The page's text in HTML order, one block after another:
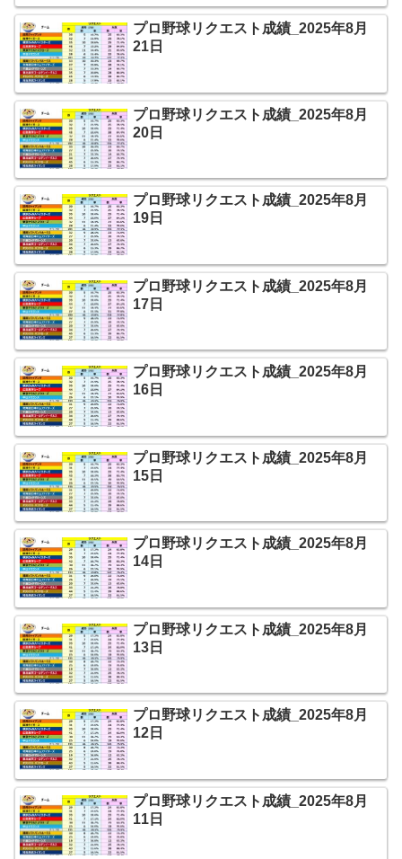
プロ野球リクエスト成績_2025年8月
21日
プロ野球リクエスト成績_2025年8月
20日
プロ野球リクエスト成績_2025年8月
19日
プロ野球リクエスト成績_2025年8月
17日
プロ野球リクエスト成績_2025年8月
16日
プロ野球リクエスト成績_2025年8月
15日
プロ野球リクエスト成績_2025年8月
14日
プロ野球リクエスト成績_2025年8月
13日
プロ野球リクエスト成績_2025年8月
12日
プロ野球リクエスト成績_2025年8月
11日